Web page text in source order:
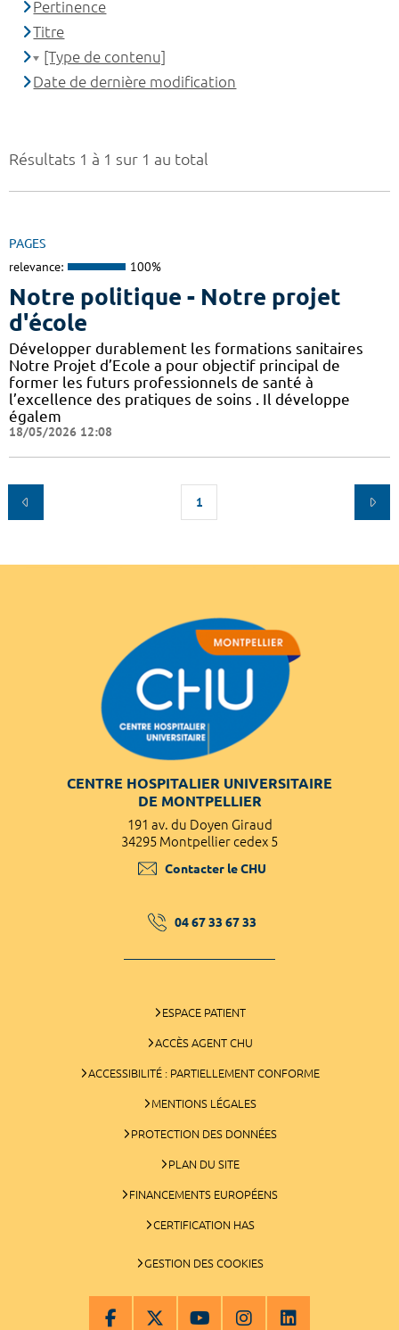
Résultats 1 à 1 sur 1 au total
PAGES
relevance: 100%
Notre politique - Notre projet
d'école
Développer durablement les formations sanitaires
Notre Projet d’Ecole a pour objectif principal de
former les futurs professionnels de santé à
l’excellence des pratiques de soins . Il développe
égalem
18/05/2026 12:08
1
Pertinence
Titre
[Type de contenu]
Date de dernière modification
CENTRE HOSPITALIER UNIVERSITAIRE
DE MONTPELLIER
191 av. du Doyen Giraud
34295 Montpellier cedex 5
Contacter le CHU
04 67 33 67 33
ESPACE PATIENT
ACCÈS AGENT CHU
ACCESSIBILITÉ : PARTIELLEMENT CONFORME
MENTIONS LÉGALES
PROTECTION DES DONNÉES
PLAN DU SITE
FINANCEMENTS EUROPÉENS
CERTIFICATION HAS
GESTION DES COOKIES